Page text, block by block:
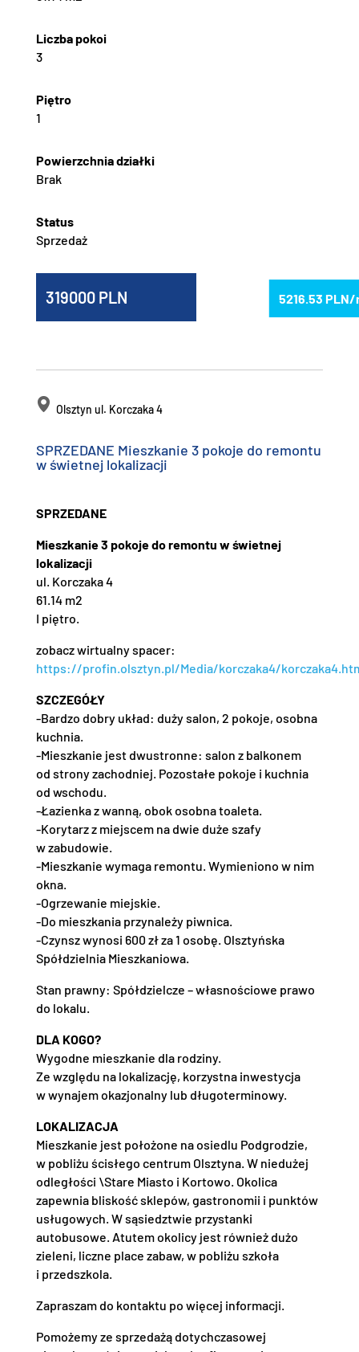
3
1
Brak
Sprzedaż
319000 5216.53
Olsztyn ul. Korczaka 4
SPRZEDANE Mieszkanie 3 pokoje do remontu
w świetnej lokalizacji
SPRZEDANE
Mieszkanie 3 pokoje do remontu w świetnej
lokalizacji
ul. Korczaka 4
61.14 m2
I piętro.
zobacz wirtualny spacer:
https://profin.olsztyn.pl/Media/korczaka4/
SZCZEGÓŁY
-Bardzo dobry układ: duży salon, 2 pokoje, osobna
kuchnia.
-Mieszkanie jest dwustronne: salon z balkonem
od strony zachodniej. Pozostałe pokoje i kuchnia
od wschodu.
-Łazienka z wanną, obok osobna toaleta.
-Korytarz z miejscem na dwie duże szafy
w zabudowie.
-Mieszkanie wymaga remontu. Wymieniono w nim
okna.
-Ogrzewanie miejskie.
-Do mieszkania przynależy piwnica.
-Czynsz wynosi 600 zł za 1 osobę. Olsztyńska
Spółdzielnia Mieszkaniowa.
Stan prawny: Spółdzielcze – własnościowe prawo
do lokalu.
DLA KOGO?
Wygodne mieszkanie dla rodziny.
Ze względu na lokalizację, korzystna inwestycja
w wynajem okazjonalny lub długoterminowy.
LOKALIZACJA
Mieszkanie jest położone na osiedlu Podgrodzie,
w pobliżu ścisłego centrum Olsztyna. W niedużej
odległości \Stare Miasto i Kortowo. Okolica
zapewnia bliskość sklepów, gastronomii i punktów
usługowych. W sąsiedztwie przystanki
autobusowe. Atutem okolicy jest również dużo
zieleni, liczne place zabaw, w pobliżu szkoła
i przedszkola.
Zapraszam do kontaktu po więcej informacji.
Pomożemy ze sprzedażą dotychczasowej